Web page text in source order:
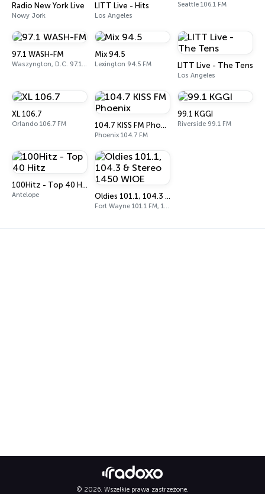
Radio New York Live
Nowy Jork
LITT Live - Hits
Los Angeles
Seattle 106.1 FM
97.1 WASH-FM
Waszyngton, D.C. 97.1 FM
Mix 94.5
Lexington 94.5 FM LITT Live - The Tens
Los Angeles
XL 106.7
Orlando 106.7 FM 104.7 KISS FM Phoenix
Phoenix 104.7 FM
99.1 KGGI
Riverside 99.1 FM
100Hitz - Top 40 Hitz
Antelope Oldies 101.1, 104.3 & Stereo 1450 WIOE
Fort Wayne 101.1 FM, 104.3 FM, 1450 AM
© 2026. Wszelkie prawa zastrzeżone.